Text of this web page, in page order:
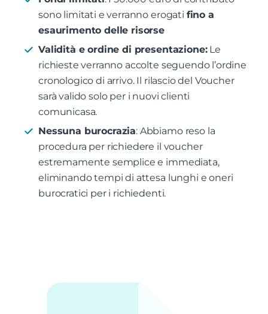
sono limitati e verranno erogati fino a
esaurimento delle risorse
Validità e ordine di presentazione:Le
richieste verranno accolte seguendo l’ordine
cronologico di arrivo. Il rilascio del Voucher
sarà valido solo per i nuovi clienti
comunicasa.
Nessuna burocrazia: Abbiamo reso la
procedura per richiedere il voucher
estremamente semplice e immediata,
eliminando tempi di attesa lunghi e oneri
burocratici per i richiedenti.